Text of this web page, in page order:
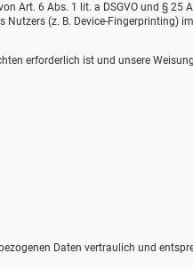
Art. 6 Abs. 1 lit. a DSGVO und § 25
(z. B. Device-Fingerprinting)
erforderlich ist und unsere
Daten vertraulich und